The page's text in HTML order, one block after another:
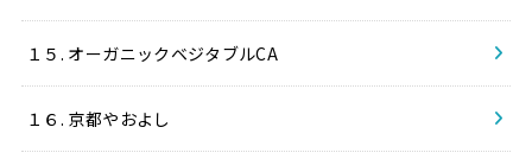
１５. オーガニックベジタブルCA
１６. 京都やおよし